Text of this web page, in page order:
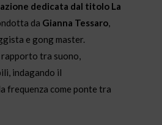
e dedicata dal titolo La
dotta da Gianna Tessaro,
e gong master.
rapporto tra suono,
indagando il
frequenza come ponte tra